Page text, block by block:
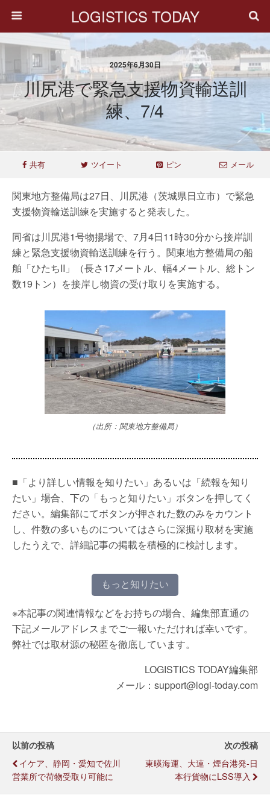
LOGISTICS TODAY
2025年6月30日
川尻港で緊急支援物資輸送訓
練、7/4
共有 ツイート ピン メール
関東地方整備局は27日、川尻港（茨城県日立市）で緊急
支援物資輸送訓練を実施すると発表した。
同省は川尻港1号物揚場で、7月4日11時30分から接岸訓
練と緊急支援物資輸送訓練を行う。関東地方整備局の船
舶「ひたちII」（長さ17メートル、幅4メートル、総トン
数19トン）を接岸し物資の受け取りを実施する。
（出所：関東地方整備局）
■「より詳しい情報を知りたい」あるいは「続報を知り
たい」場合、下の「もっと知りたい」ボタンを押してく
ださい。編集部にてボタンが押された数のみをカウント
し、件数の多いものについてはさらに深掘り取材を実施
したうえで、詳細記事の掲載を積極的に検討します。
もっと知りたい
※本記事の関連情報などをお持ちの場合、編集部直通の
下記メールアドレスまでご一報いただければ幸いです。
弊社では取材源の秘匿を徹底しています。
LOGISTICS TODAY編集部
メール：support@logi-today.com
以前の投稿
イケア、静岡・愛知で佐川
営業所で荷物受取り可能に
次の投稿
東暎海運、⼤連・煙台港発‐日
本行貨物にLSS導入